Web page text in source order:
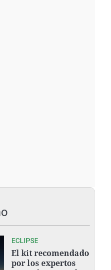
ECLIPSE
El kit recomendado
por los expertos